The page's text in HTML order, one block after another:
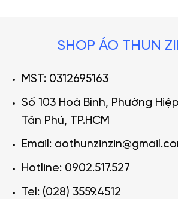
SHOP ÁO THUN
MST: 0312695163
Số 103 Hoà Bình, Phường
Tân Phú, TP.HCM
Email:
Hotline: 0902.517.527
Tel: (028) 3559.4512